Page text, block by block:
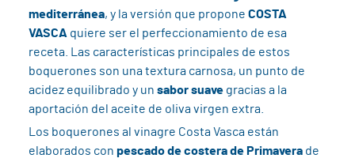
mediterránea, y la versión que propone COSTA
VASCA quiere ser el perfeccionamiento de esa
receta. Las características principales de estos
boquerones son una textura carnosa, un punto de
acidez equilibrado y un sabor suave gracias a la
aportación del aceite de oliva virgen extra.
Los boquerones al vinagre Costa Vasca están
elaborados con pescado de costera de Primavera de